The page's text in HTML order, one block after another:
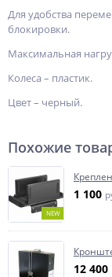
Для удобства
блокировки.
Максимальная
Колеса – пластик.
Цвет – черный.
Похожие
NEW
1 100
12 400